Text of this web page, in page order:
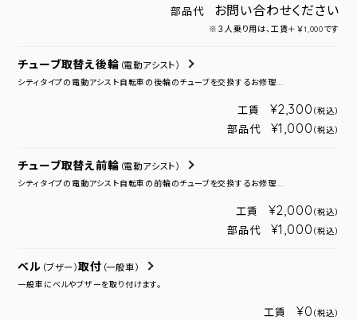
部品代 お問い合わせください
※３人乗り用は、工賃＋￥1,000です
チューブ取替え後輪 （電動アシスト）
シティタイプの電動アシスト自転車の後輪のチューブを交換するお修理...
工賃 ¥2,300 （税込）
部品代 ¥1,000 （税込）
チューブ取替え前輪 （電動アシスト）
シティタイプの電動アシスト自転車の前輪のチューブを交換するお修理...
工賃 ¥2,000 （税込）
部品代 ¥1,000 （税込）
ベル （ブザー）取付 （一般車）
一般車にベルやブザーを取り付けます。
工賃 ¥0 （税込）